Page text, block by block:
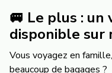
🚐 Le plus : un
disponible sur
Vous voyagez en
beaucoup de bagages ?